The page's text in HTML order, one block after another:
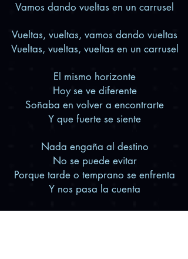
Vamos dando vueltas en un carrusel
Vueltas, vueltas, vamos dando vueltas
Vueltas, vueltas, vueltas en un carrusel
El mismo horizonte
Hoy se ve diferente
Soñaba en volver a encontrarte
Y que fuerte se siente
Nada engaña al destino
No se puede evitar
Porque tarde o temprano se enfrenta
Y nos pasa la cuenta